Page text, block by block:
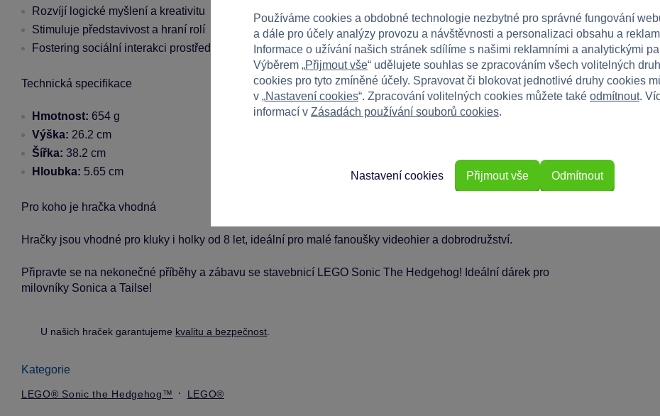
Rozvíjí logické myšlení a kreativitu
Stimuluje představivost a hraní rolí
Fostering sociální interakci prostřednictvím týmového hraní
Technická specifikace
Hmotnost: 654 g
Výška: 26.2 cm
Šířka: 38.2 cm
Hloubka: 5.65 cm
Pro koho je hračka vhodná
Hračky jsou vhodné pro kluky i holky od 8 let, ideální pro malé fanoušky videohier a dobrodružství.
Připravte se na nekonečné příběhy a zábavu se stavebnicí LEGO Sonic The Hedgehog! Ideální dárek pro
milovníky Sonica a Tailse!
U našich hraček garantujeme kvalitu a bezpečnost
Kategorie
LEGO® Sonic the Hedgehog™ LEGO®
Používáme cookies a obdobné technologie nezbytné pro správné fungování
a dále pro účely analýzy provozu a návštěvnosti a personalizaci obsahu a
Informace o užívání našich stránek sdílíme s našimi reklamními a analytickými
Výběrem „Přijmout vše“ udělujete souhlas se zpracováním všech volitelných
cookies pro tyto zmíněné účely. Spravovat či blokovat jednotlivé druhy cookies
v „Nastavení cookies“. Zpracování volitelných cookies můžete také odmítnout.
informací v Zásadách používání souborů cookies.
Odmítnout
Nastavení cookies Přijmout vše